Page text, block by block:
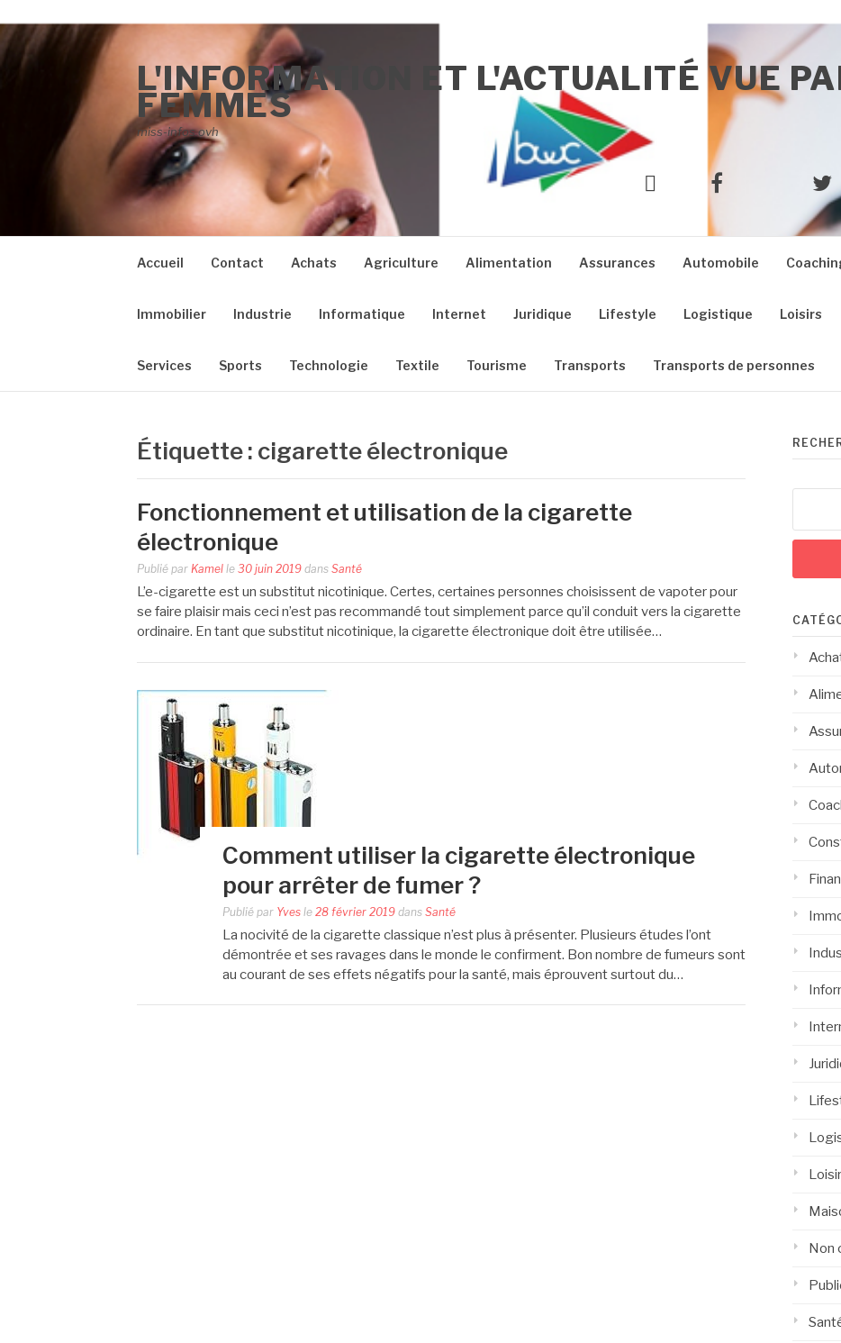
L'INFORMATION ET L'ACTUALITÉ VUE
FEMMES
miss-infos.ovh
Accueil Contact Achats Agriculture Alimentation Assurances Automobile
Immobilier Industrie Informatique Internet Juridique Lifestyle Logistique Loisirs
Services Sports Technologie Textile Tourisme Transports Transports de personnes
Étiquette : cigarette électronique
Fonctionnement et utilisation de la cigarette
électronique
Publié par Kamel le 30 juin 2019 dans Santé
L’e-cigarette est un substitut nicotinique. Certes, certaines personnes choisissent de vapoter pour
se faire plaisir mais ceci n’est pas recommandé tout simplement parce qu’il conduit vers la cigarette
ordinaire. En tant que substitut nicotinique, la cigarette électronique doit être utilisée…
Comment utiliser la cigarette électronique
pour arrêter de fumer ?
Publié par Yves le 28 février 2019 dans Santé
La nocivité de la cigarette classique n’est plus à présenter. Plusieurs études l’ont
démontrée et ses ravages dans le monde le confirment. Bon nombre de fumeurs sont
au courant de ses effets négatifs pour la santé, mais éprouvent surtout du…
Non